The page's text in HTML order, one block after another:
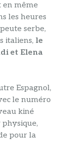
en même
les heures
serbe,
italiens, le
et Elena
Espagnol,
le numéro
kiné
pour la